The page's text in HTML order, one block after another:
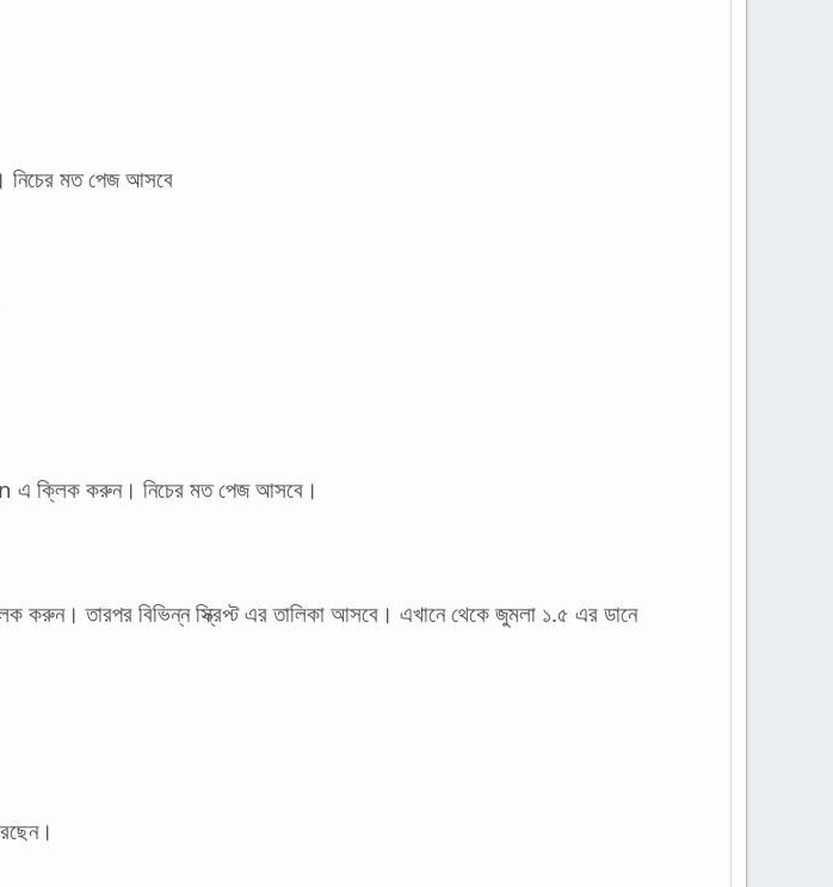
মত পেজ আসবে
ক্লিক করুন। নিচের মত পেজ আসবে।
করুন। তারপর বিভিন্ন স্ক্রিপ্ট এর তালিকা আসবে। এখানে থেকে জুমলা ১.৫ এর ডানে